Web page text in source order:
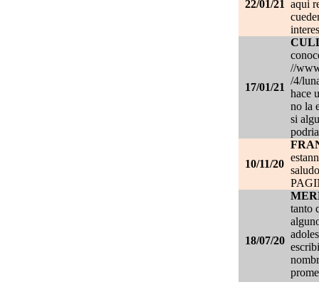
22/01/21
aqui
17/01/21
//
/4/
hace
no la
si
10/11/20
18/07/20
tanto